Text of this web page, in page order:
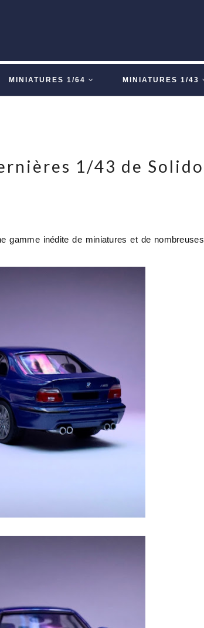
MINIATURES 1/64 MINIATURES 1/43
1/43 de Solido
gamme inédite de miniatures et de nombreuses